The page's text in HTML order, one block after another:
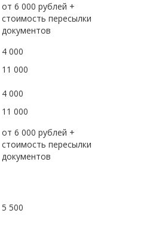
от 6 000 рублей +
стоимость пересылки
документов
4 000
11 000
4 000
11 000
от 6 000 рублей +
стоимость пересылки
документов
5 500